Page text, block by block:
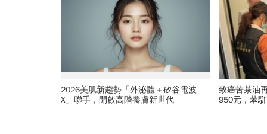
2026美肌新趨勢「外泌體＋矽谷電波
X」聯手，開啟高階養膚新世代
致癌苦茶油
950元，苯